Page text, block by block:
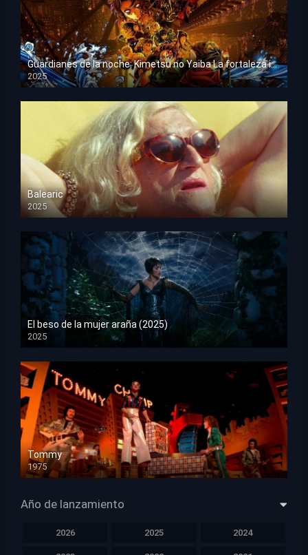
Guardianes de la noche: Kimetsu no Yaiba La fortaleza infinita
2025
HD 1080p
Balearic
2025
HD 1080p
El beso de la mujer araña (2025)
2025
HD 1080p
Tommy
1975
HD 1080p
Año de lanzamiento
2026 2025 2024